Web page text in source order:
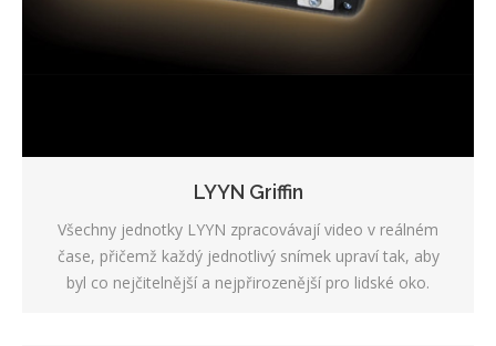
LYYN Griffin
Všechny jednotky LYYN zpracovávají video v reálném
čase, přičemž každý jednotlivý snímek upraví tak, aby
byl co nejčitelnější a nejpřirozenější pro lidské oko.